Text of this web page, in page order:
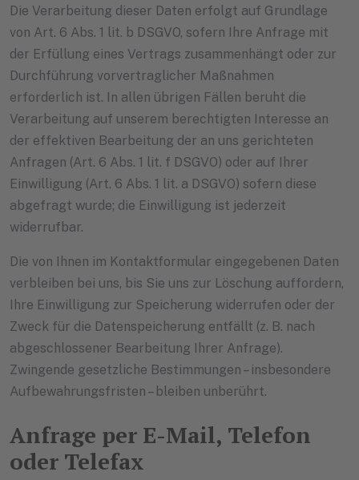
Die Verarbeitung dieser Daten erfolgt auf Grundlage
von Art. 6 Abs. 1 lit. b DSGVO, sofern Ihre Anfrage mit
der Erfüllung eines Vertrags zusammenhängt oder zur
Durchführung vorvertraglicher Maßnahmen
erforderlich ist. In allen übrigen Fällen beruht die
Verarbeitung auf unserem berechtigten Interesse an
der effektiven Bearbeitung der an uns gerichteten
Anfragen (Art. 6 Abs. 1 lit. f DSGVO) oder auf Ihrer
Einwilligung (Art. 6 Abs. 1 lit. a DSGVO) sofern diese
abgefragt wurde; die Einwilligung ist jederzeit
widerrufbar.
Die von Ihnen im Kontaktformular eingegebenen Daten
verbleiben bei uns, bis Sie uns zur Löschung auffordern,
Ihre Einwilligung zur Speicherung widerrufen oder der
Zweck für die Datenspeicherung entfällt (z. B. nach
abgeschlossener Bearbeitung Ihrer Anfrage).
Zwingende gesetzliche Bestimmungen – insbesondere
Aufbewahrungsfristen – bleiben unberührt.
Anfrage per E-Mail, Telefon
oder Telefax